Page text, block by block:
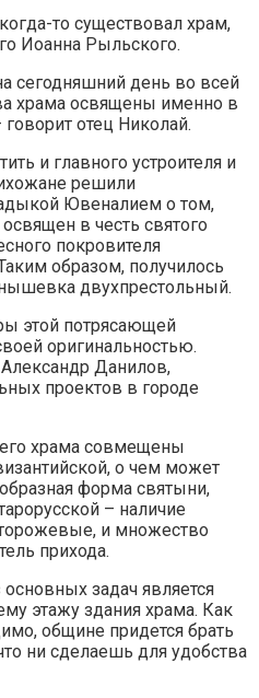
то существовал храм,
Иоанна Рыльского.
сегодняшний день во всей
храма освящены именно в
отец Николай.
и главного устроителя и
решили
Ювеналием о том,
в честь святого
покровителя
образом, получилось
двухпрестольный.
этой потрясающей
оригинальностью.
Данилов,
проектов в городе
храма совмещены
о чем может
форма святыни,
– наличие
и множество
прихода.
задач является
этажу здания храма. Как
общине придется брать
ни сделаешь для удобства